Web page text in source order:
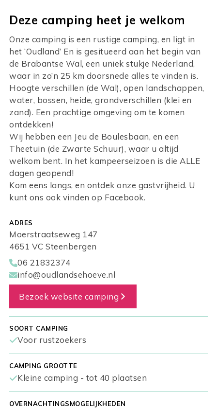
Deze camping heet je welkom
Onze camping is een rustige camping, en ligt in
het ‘Oudland’ En is gesitueerd aan het begin van
de Brabantse Wal, een uniek stukje Nederland,
waar in zo’n 25 km doorsnede alles te vinden is.
Hoogte verschillen (de Wal), open landschappen,
water, bossen, heide, grondverschillen (klei en
zand). Een prachtige omgeving om te komen
ontdekken!
Wij hebben een Jeu de Boulesbaan, en een
Theetuin (de Zwarte Schuur), waar u altijd
welkom bent. In het kampeerseizoen is die ALLE
dagen geopend!
Kom eens langs, en ontdek onze gastvrijheid. U
kunt ons ook vinden op Facebook.
ADRES
Moerstraatseweg 147
4651 VC Steenbergen
06 21832374
info@oudlandsehoeve.nl
Bezoek website camping
SOORT CAMPING
Voor rustzoekers
CAMPING GROOTTE
Kleine camping - tot 40 plaatsen
OVERNACHTINGSMOGELIJKHEDEN